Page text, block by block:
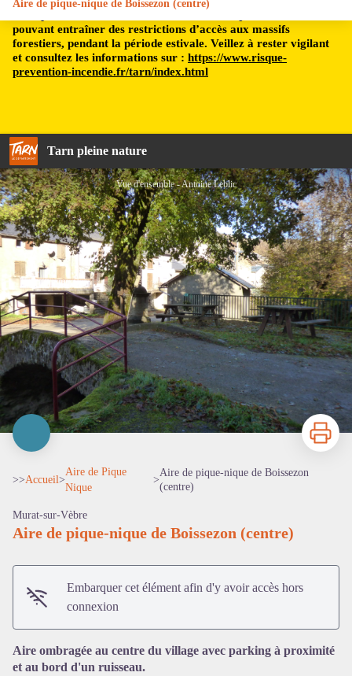
pouvant entraîner des restrictions d’accès aux massifs
forestiers, pendant la période estivale. Veillez à rester vigilant
et consultez les informations sur : https://www.risque-
prevention-incendie.fr/tarn/index.html
Tarn pleine nature
Aire de pique-nique de Boissezon (centre)
Vue d'ensemble - Antoine Leblic
Imprimer
>>Accueil>
Aire de Pique
Nique
>
Aire de pique-nique de Boissezon
(centre)
Murat-sur-Vèbre
Aire de pique-nique de Boissezon (centre)
Embarquer cet élément afin d'y avoir accès hors
connexion
Aire ombragée au centre du village avec parking à proximité
et au bord d'un ruisseau.